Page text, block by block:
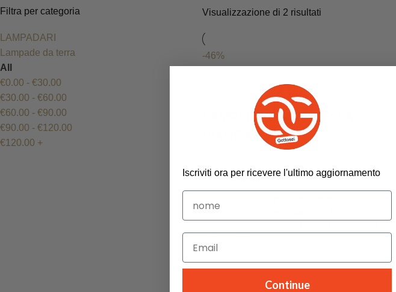
Filtra per categoria
LAMPADARI
Lampade da terra
All
€0.00 - €30.00
€30.00 - €60.00
€60.00 - €90.00
€90.00 - €120.00
€120.00 +
Visualizzazione di 2 risultati
-46%
LAMPADA GARBATELLA
€92.00 €50.00
- Ago 21, 2026, negli Stati Uniti, Italia, Francia,
Iscriviti ora per ricevere l'ultimo aggiornamento
Continue